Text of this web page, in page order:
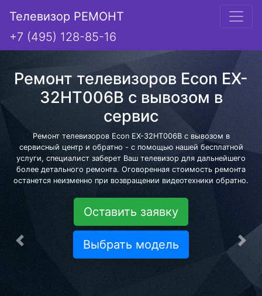
Телевизор РЕМОНТ
+7 (495) 128-85-16
Ремонт телевизоров Econ EX-
32HT006B с вывозом в
сервис
Ремонт телевизоров Econ EX-32HT006B с вывозом в
сервисный центр и обратно - с помощью нашей бесплатной
услуги, специалист заберет Ваш телевизор для дальнейшего
более детального ремонта. Оговоренная стоимость ремонта
останется неизменно при возвращении видеотехники обратно.
Оставить заявку
Выбрать модель
Предыдущая